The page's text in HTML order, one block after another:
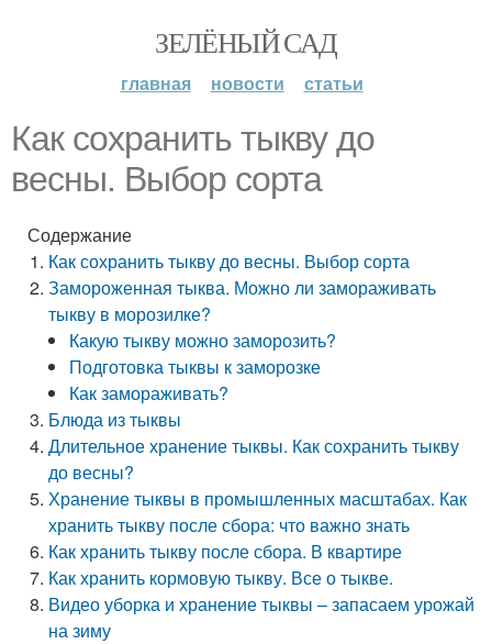
ЗЕЛЁНЫЙ САД
главная новости статьи
Как сохранить тыкву до
весны. Выбор сорта
Содержание
Как сохранить тыкву до весны. Выбор сорта
Замороженная тыква. Можно ли замораживать
тыкву в морозилке?
Какую тыкву можно заморозить?
Подготовка тыквы к заморозке
Как замораживать?
Блюда из тыквы
Длительное хранение тыквы. Как сохранить тыкву
до весны?
Хранение тыквы в промышленных масштабах. Как
хранить тыкву после сбора: что важно знать
Как хранить тыкву после сбора. В квартире
Как хранить кормовую тыкву. Все о тыкве.
Видео уборка и хранение тыквы – запасаем урожай
на зиму